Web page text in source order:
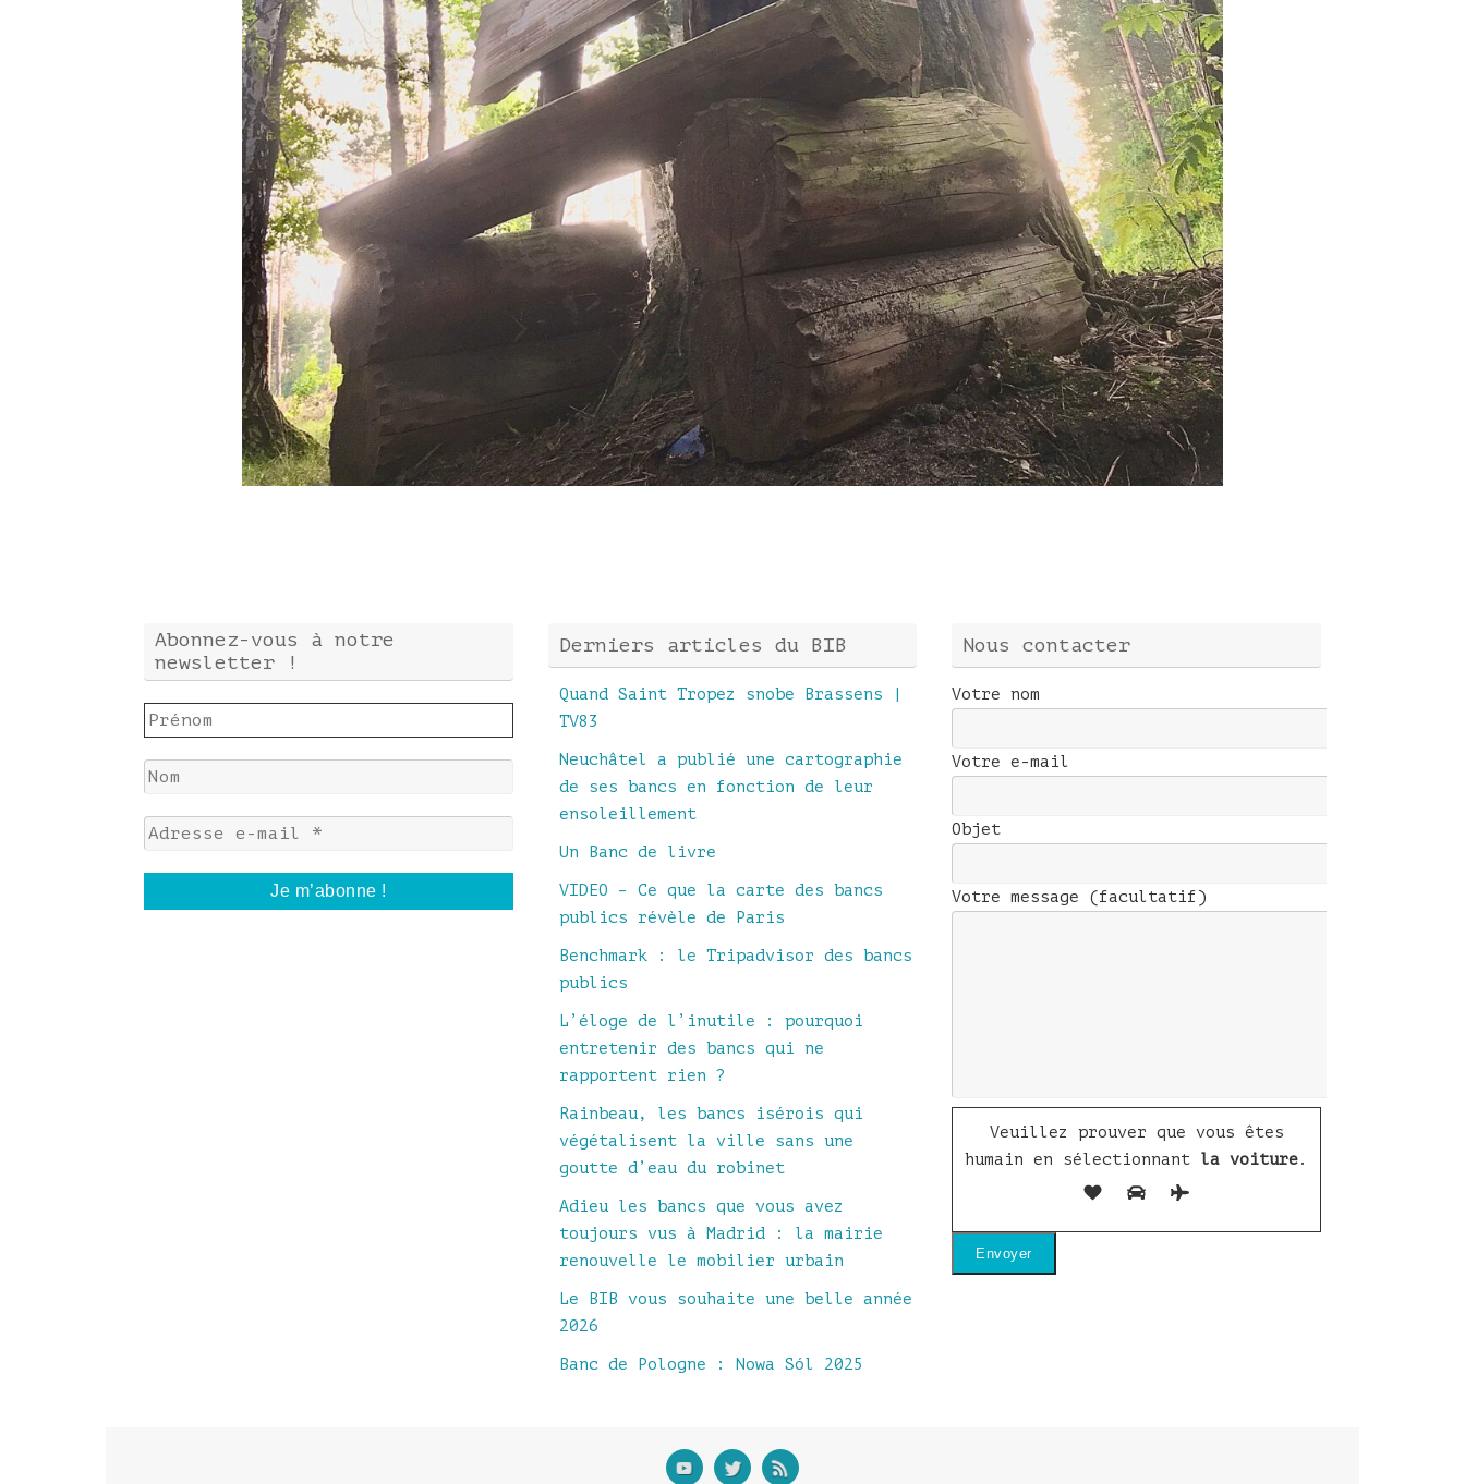
Abonnez-vous à notre
newsletter !
Derniers articles du BIB
Quand Saint Tropez snobe Brassens |
TV83
Neuchâtel a publié une cartographie
de ses bancs en fonction de leur
ensoleillement
Un Banc de livre
VIDEO – Ce que la carte des bancs
publics révèle de Paris
Benchmark : le Tripadvisor des bancs
publics
L’éloge de l’inutile : pourquoi
entretenir des bancs qui ne
rapportent rien ?
Rainbeau, les bancs isérois qui
végétalisent la ville sans une
goutte d’eau du robinet
Adieu les bancs que vous avez
toujours vus à Madrid : la mairie
renouvelle le mobilier urbain
Le BIB vous souhaite une belle année
2026
Banc de Pologne : Nowa Sól 2025
Nous contacter
Votre nom
Votre e-mail
Objet
Votre message (facultatif)
Veuillez prouver que vous êtes
humain en sélectionnant la voiture.